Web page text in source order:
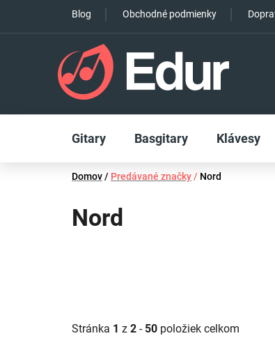
obsah
Blog Obchodné podmienky
Gitary Basgitary Klávesy
Domov/ Predávané značky / Nord
Nord
Stránka 1 z 2 - 50 položiek celkom